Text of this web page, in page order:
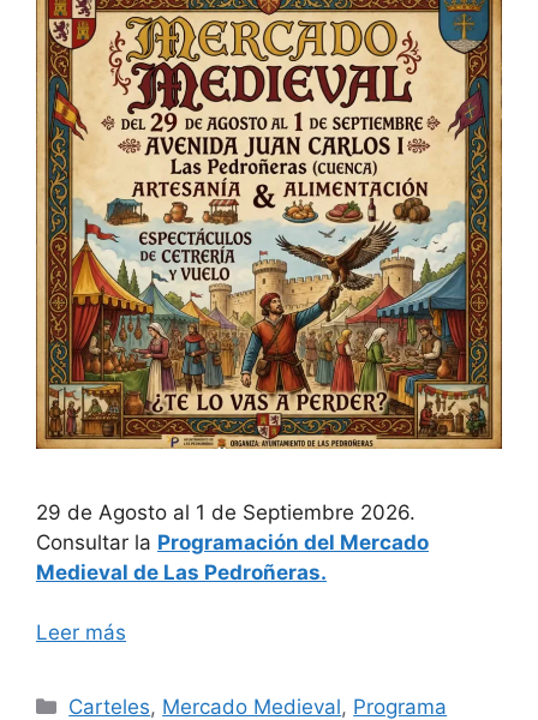
29 de Agosto al 1 de Septiembre 2026.
Consultar la Programación del Mercado
Medieval de Las Pedroñeras.
Leer más
Categorías
Carteles, Mercado Medieval, Programa